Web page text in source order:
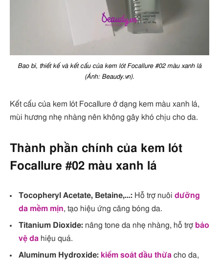
Bao bì, thiết kế và kết cấu của kem lót Focallure #02 màu xanh lá
(Ảnh: Beaudy.vn).
Kết cấu của kem lót Focallure ở dạng kem màu xanh lá,
mùi hương nhẹ nhàng nên không gây khó chịu cho da.
Thành phần chính của kem lót
Focallure #02 màu xanh lá
Tocopheryl Acetate, Betaine,…: Hỗ trợ nuôi dưỡng
da mềm mịn, tạo hiệu ứng căng bóng da.
Titanium Dioxide: nâng tone da nhẹ nhàng, hỗ trợ bảo
vệ da hiệu quả.
Aluminum Hydroxide: kiểm soát dầu thừa cho da,